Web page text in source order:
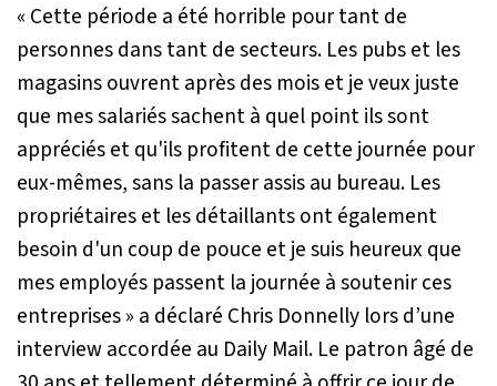
« Cette période a été horrible pour tant de
personnes dans tant de secteurs. Les pubs et les
magasins ouvrent après des mois et je veux juste
que mes salariés sachent à quel point ils sont
appréciés et qu'ils profitent de cette journée pour
eux-mêmes, sans la passer assis au bureau. Les
propriétaires et les détaillants ont également
besoin d'un coup de pouce et je suis heureux que
mes employés passent la journée à soutenir ces
entreprises » a déclaré Chris Donnelly lors d’une
interview accordée au Daily Mail. Le patron âgé de